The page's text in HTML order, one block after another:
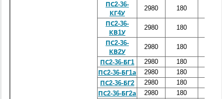
ПС2-36-
КГ4У
2980 180
ПС2-36-
КВ1У
2980 180
ПС2-36-
КВ2У
2980 180
ПС2-36-БГ1 2980 180
ПС2-36-БГ1а
2980 180
ПС2-36-БГ2
2980 180
ПС2-36-БГ2а
2980 180